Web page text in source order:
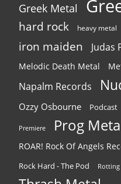
Greek Metal
hard rock heavy metal
iron maiden Judas
Melodic Death Metal
Napalm Records
Ozzy Osbourne Podcast
Premiere Prog
ROAR! Rock Of Angels
Rock Hard - The Pod